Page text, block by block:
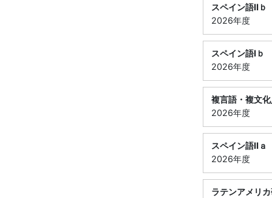
スペイン語Ⅱｂ
2026年度
スペイン語Ⅰｂ
2026年度
複言語・複文化
2026年度
スペイン語Ⅱａ
2026年度
ラテンアメリ